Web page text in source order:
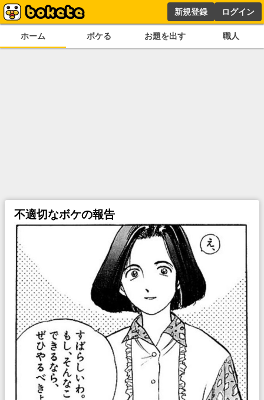
新規登録 ログイン
ホーム ボケる お題を出す 職人
不適切なボケの報告